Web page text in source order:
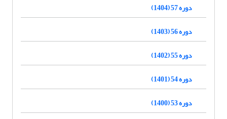
دوره 57 (1404)
دوره 56 (1403)
دوره 55 (1402)
دوره 54 (1401)
دوره 53 (1400)